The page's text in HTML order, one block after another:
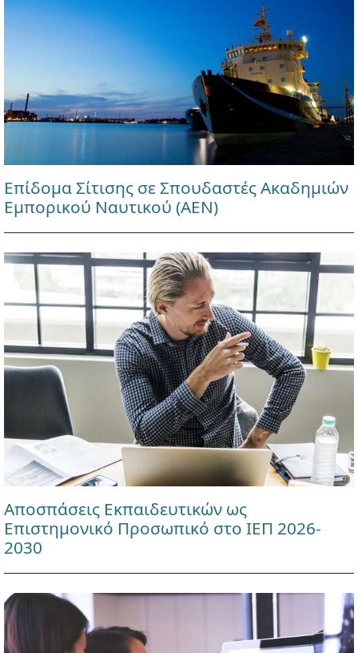
Επίδομα Σίτισης σε Σπουδαστές Ακαδημιών
Εμπορικού Ναυτικού (ΑΕΝ)
Αποσπάσεις Εκπαιδευτικών ως
Επιστημονικό Προσωπικό στο ΙΕΠ 2026-
2030